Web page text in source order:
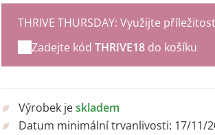
THRIVE THURSDAY: Využijte
Zadejte kód THRIVE18do košíku
Výrobek jeskladem
Datum minimální trvanlivosti: 17/11/